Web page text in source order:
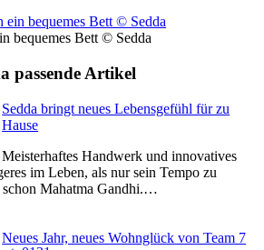
bequemes Bett © Sedda
passende Artikel
Sedda bringt neues Lebensgefühl für zu
Hause
Meisterhaftes Handwerk und innovatives
im Leben, als nur sein Tempo zu
schon Mahatma Gandhi.…
Neues Jahr, neues Wohnglück von Team 7